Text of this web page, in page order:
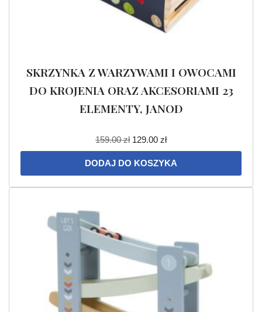
SKRZYNKA Z WARZYWAMI I OWOCAMI
DO KROJENIA ORAZ AKCESORIAMI 23
ELEMENTY, JANOD
159.00zł 129.00 zł
DODAJ DO KOSZYKA